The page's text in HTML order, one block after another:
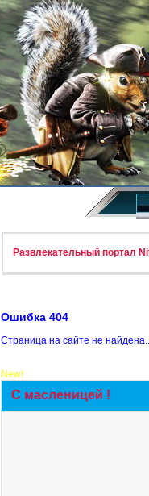
Развлекательный портал
Ошибка 404
Страница на сайте не
New!
С масленицей !